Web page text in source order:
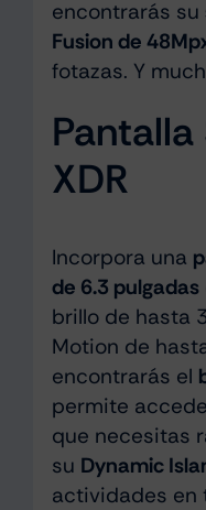
encontrarás su
Fusion de
fotazas. Y
XDR
Incorpora una
de 6.3 pulgadas
brillo de hasta
Motion de
encontrarás el
permite
que necesitas
su Dynamic
actividades en